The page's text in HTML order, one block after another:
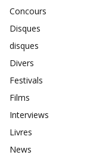
Concours
Disques
disques
Divers
Festivals
Films
Interviews
Livres
News